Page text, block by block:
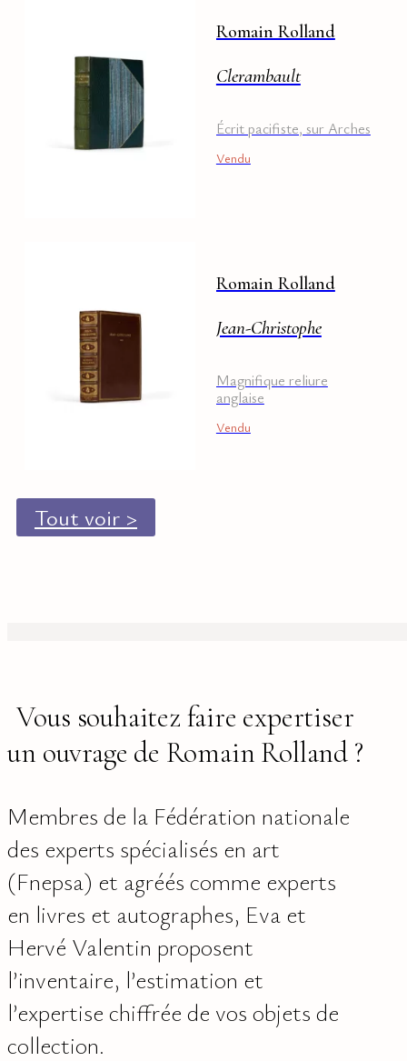
Romain Rolland
Clerambault
Écrit pacifiste, sur Arches
Vendu
Romain Rolland
Jean-Christophe
Magnifique reliure
anglaise
Vendu
Tout voir >
Vous souhaitez faire expertiser
un ouvrage de Romain Rolland ?
Membres de la Fédération nationale
des experts spécialisés en art
(Fnepsa) et agréés comme experts
en livres et autographes, Eva et
Hervé Valentin proposent
l’inventaire, l’estimation et
l’expertise chiffrée de vos objets de
collection.